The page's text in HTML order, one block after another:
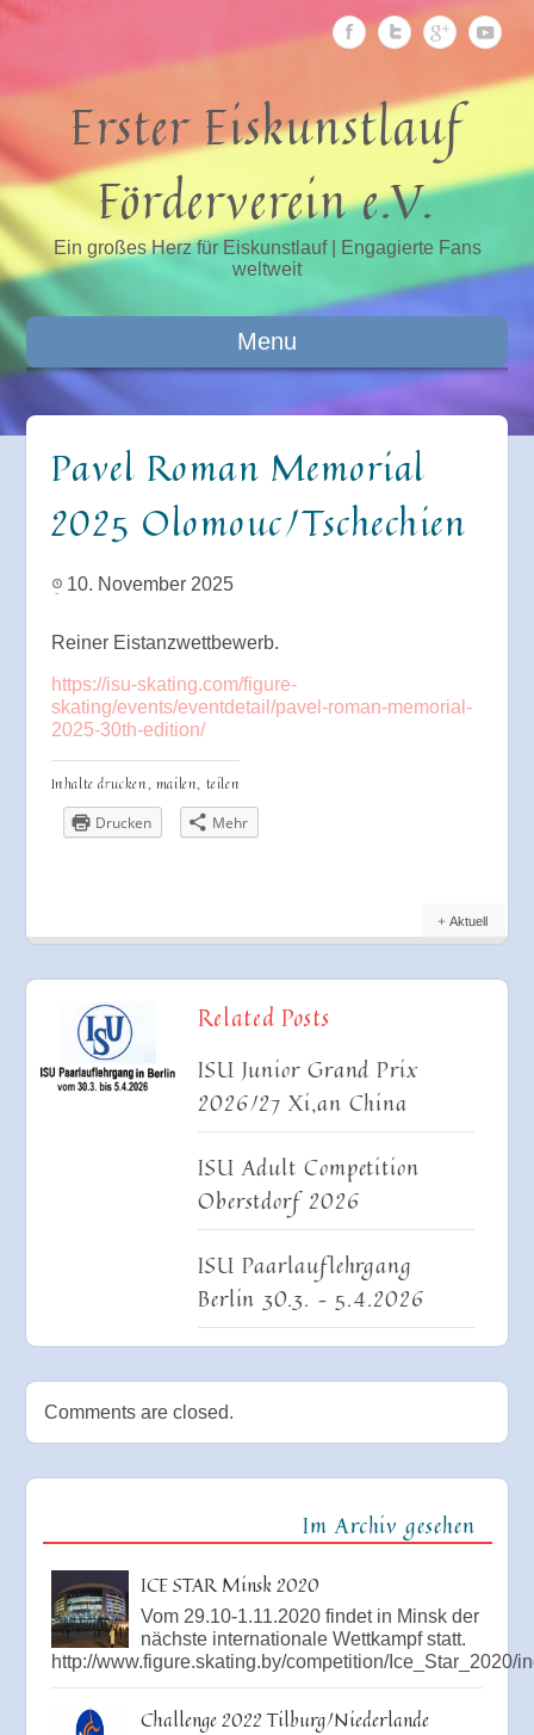
Erster Eiskunstlauf
Förderverein e.V.
Ein großes Herz für Eiskunstlauf | Engagierte Fans
weltweit
Menu
Pavel Roman Memorial
2025 Olomouc/Tschechien
10. November 2025
Reiner Eistanzwettbewerb.
https://isu-skating.com/figure-
skating/events/eventdetail/pavel-roman-memorial-
2025-30th-edition/
Inhalte drucken, mailen, teilen
Drucken Mehr
Aktuell
Related Posts
ISU Junior Grand Prix
2026/27 Xi,an China
ISU Adult Competition
Oberstdorf 2026
ISU Paarlauflehrgang
Berlin 30.3. – 5.4.2026
Comments are closed.
Im Archiv gesehen
ICE STAR Minsk 2020
Vom 29.10-1.11.2020 findet in Minsk der
nächste internationale Wettkampf statt.
http://www.figure.skating.by/competition/Ice_Star_2020/
Challenge 2022 Tilburg/Niederlande